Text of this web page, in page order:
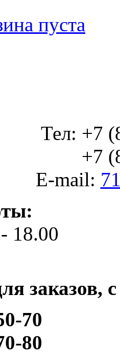
пуста
Тел: +7
+7
E-mail:
18.00
заказов,
70
80